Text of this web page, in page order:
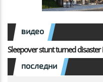
видео
Sleepover stunt turned
последни